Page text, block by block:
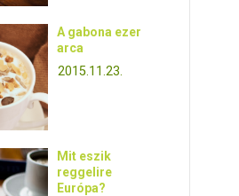
A gabona ezer
arca
2015.11.23.
Mit eszik
reggelire
Európa?